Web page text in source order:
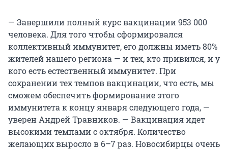
— Завершили полный курс вакцинации 953 000
человека. Для того чтобы сформировался
коллективный иммунитет, его должны иметь 80%
жителей нашего региона — и тех, кто привился, и у
кого есть естественный иммунитет. При
сохранении тех темпов вакцинации, что есть, мы
сможем обеспечить формирование этого
иммунитета к концу января следующего года, —
уверен Андрей Травников. — Вакцинация идет
высокими темпами с октября. Количество
желающих выросло в 6–7 раз. Новосибирцы очень